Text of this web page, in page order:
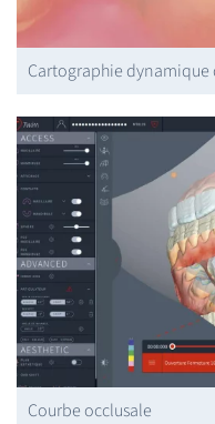
Cartographie
Courbe occlusale